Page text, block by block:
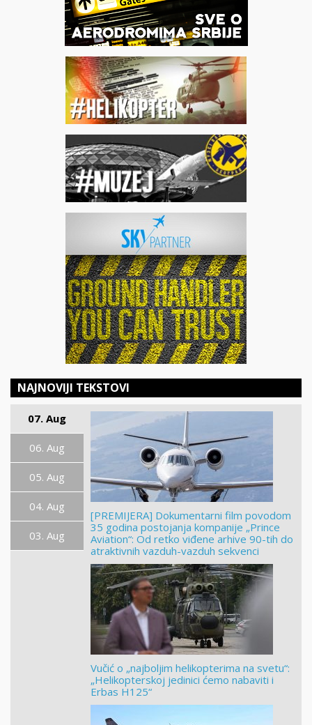
NAJNOVIJI TEKSTOVI
07. Aug
06. Aug
05. Aug
04. Aug
03. Aug
[PREMIJERA] Dokumentarni film povodom
35 godina postojanja kompanije „Prince
Aviation“: Od retko viđene arhive 90-tih do
atraktivnih vazduh-vazduh sekvenci
Vučić o „najboljim helikopterima na svetu“:
„Helikopterskoj jedinici ćemo nabaviti i
Erbas H125“